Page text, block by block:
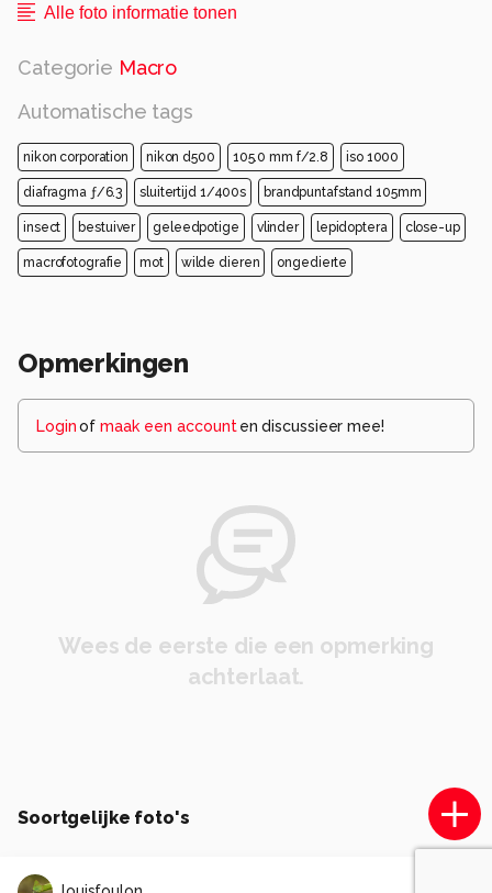
Alle foto informatie tonen
Categorie Macro
Automatische tags
nikon corporation nikon d500 105.0 mm f/2.8 iso 1000
diafragma ƒ/6.3 sluitertijd 1/400s brandpuntafstand 105mm
insect bestuiver geleedpotige vlinder lepidoptera close-up
macrofotografie mot wilde dieren ongedierte
Opmerkingen
Loginof maak een account en discussieer mee!
Wees de eerste die een opmerking
achterlaat.
Soortgelijke foto's